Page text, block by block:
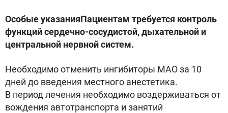
Особые указанияПациентам требуется контроль
функций сердечно-сосудистой, дыхательной и
центральной нервной систем.
Необходимо отменить ингибиторы МАО за 10
дней до введения местного анестетика.
В период лечения необходимо воздерживаться от
вождения автотранспорта и занятий